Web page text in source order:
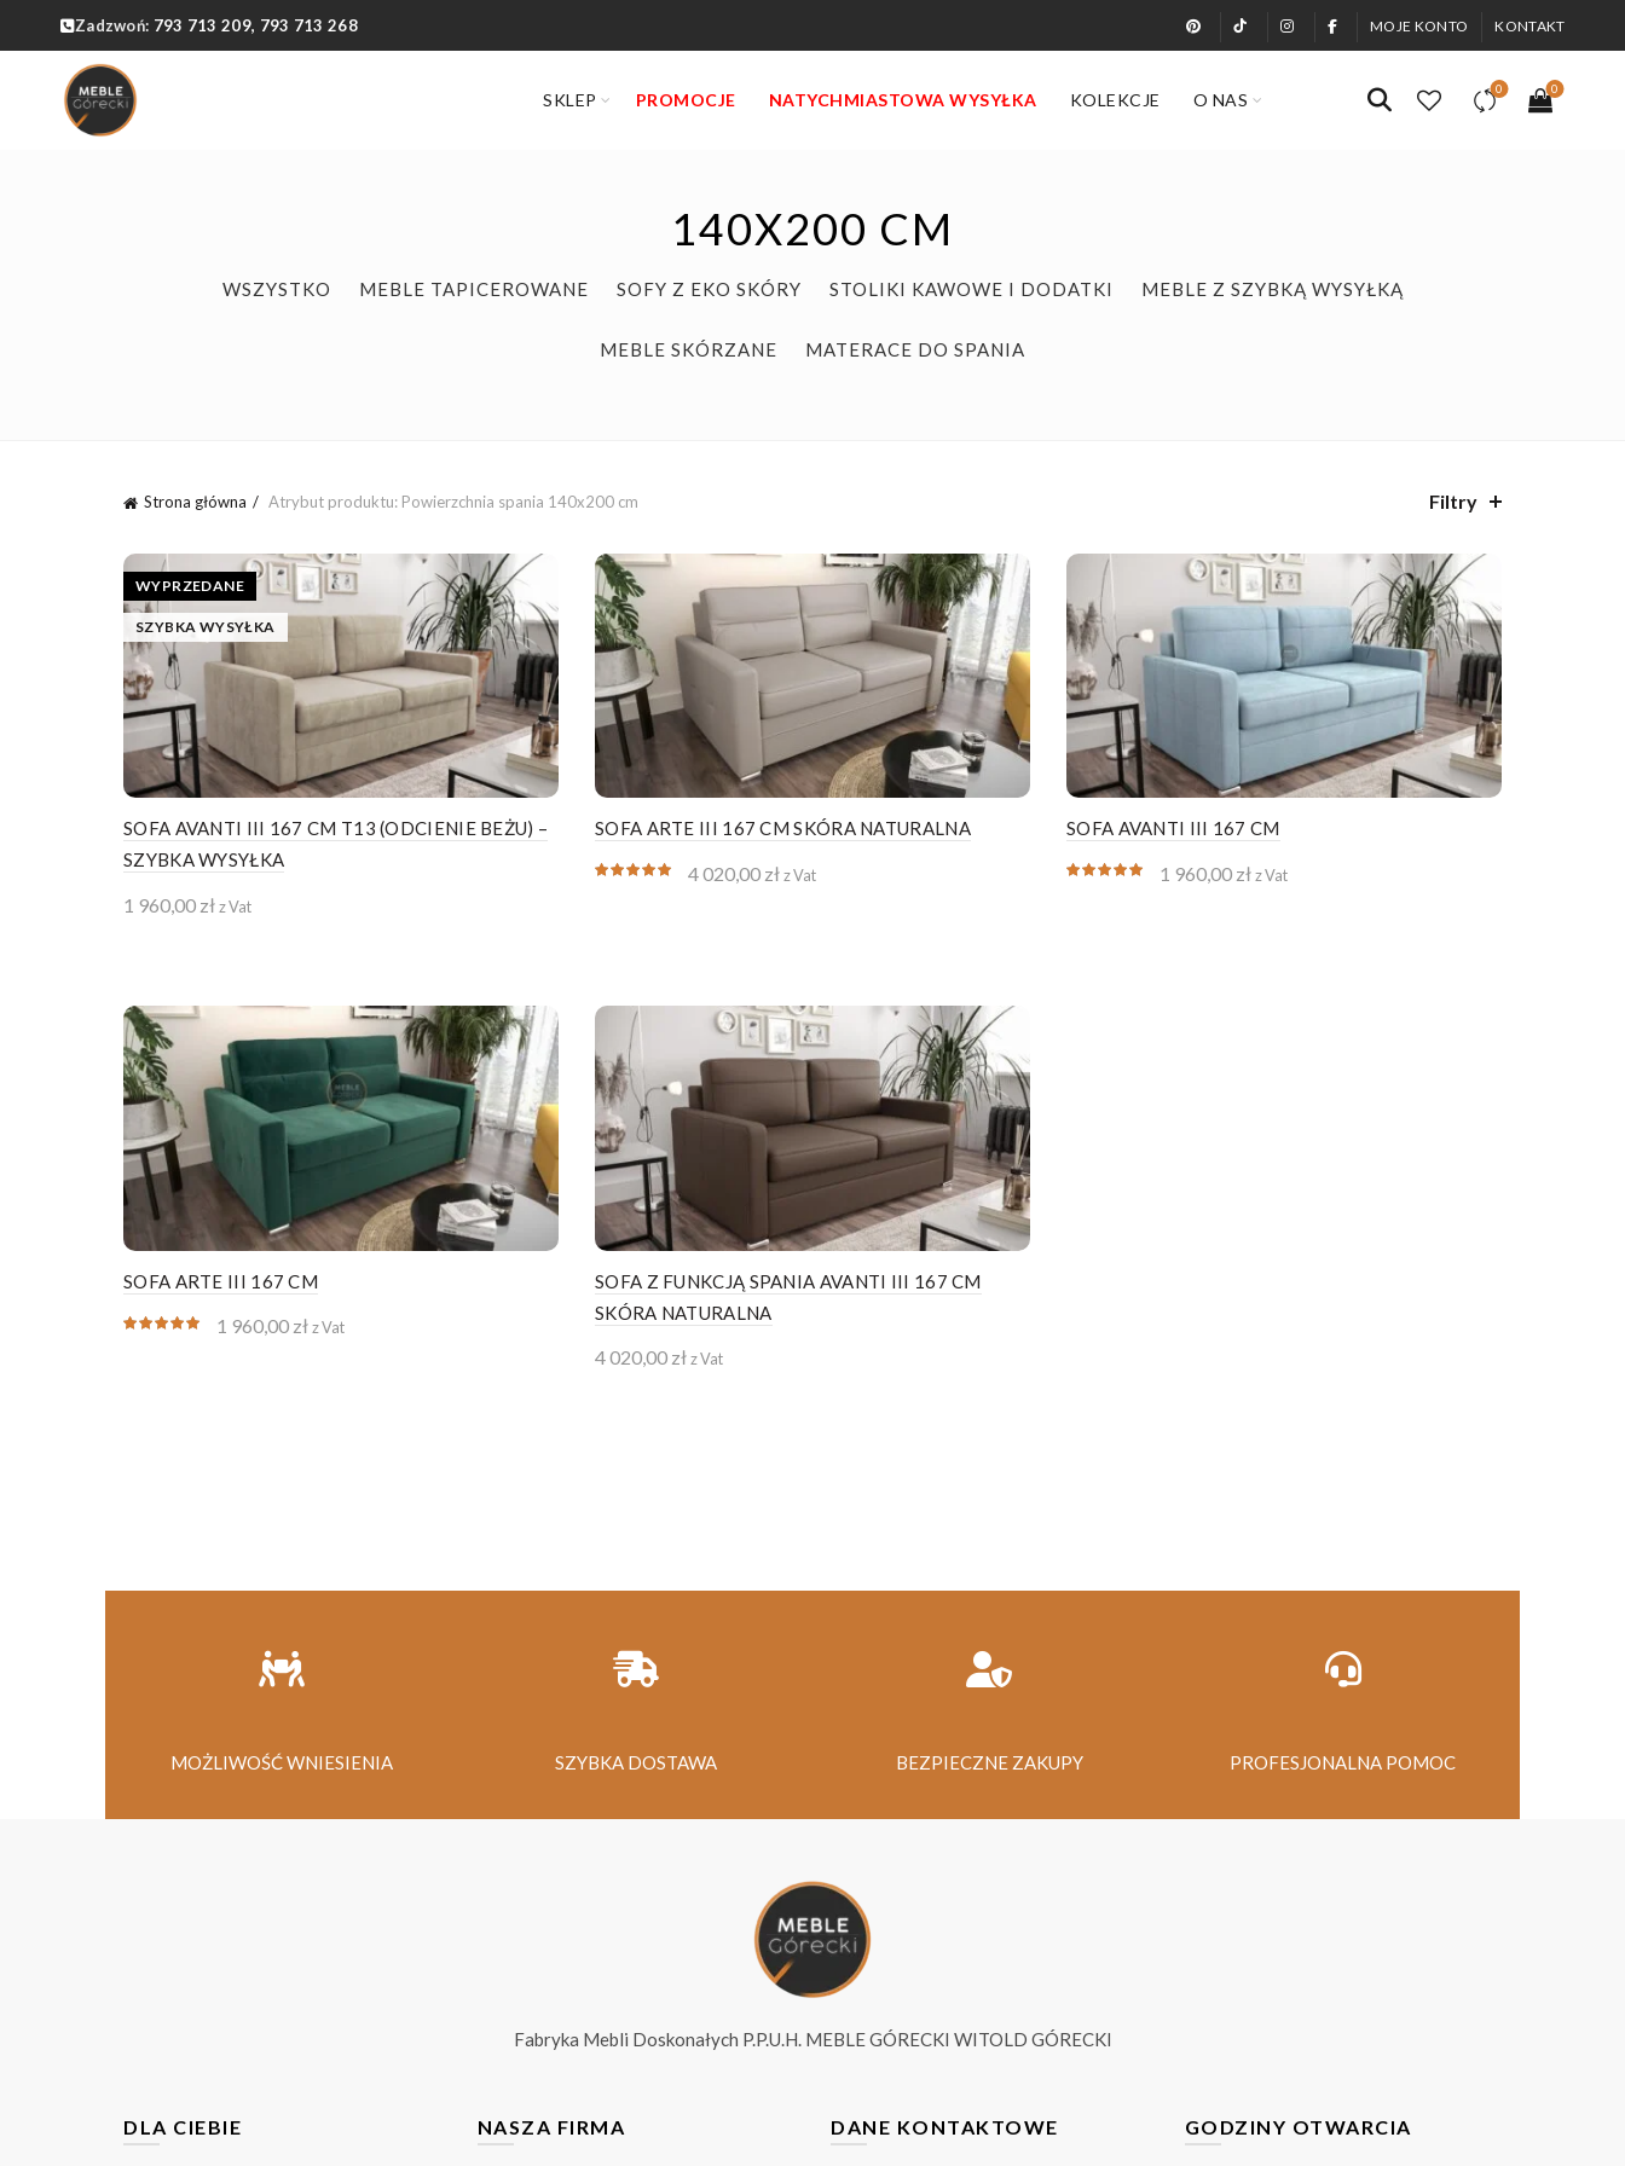
Zadzwoń: 793 713 209, 793 713 268 MOJE KONTO KONTAKT
SKLEP PROMOCJE NATYCHMIASTOWA WYSYŁKA KOLEKCJE O NAS
0 0
140X200 CM
WSZYSTKO MEBLE TAPICEROWANE SOFY Z EKO SKÓRY STOLIKI KAWOWE I DODATKI MEBLE Z SZYBKĄ WYSYŁKĄ
MEBLE SKÓRZANE MATERACE DO SPANIA
Strona główna Atrybut produktu: Powierzchnia spania 140x200 cm Filtry
WYPRZEDANE
SZYBKA WYSYŁKA
SOFA AVANTI III 167 CM T13 (ODCIENIE BEŻU) –
SZYBKA WYSYŁKA
1 960,00 złz Vat
SOFA ARTE III 167 CM SKÓRA NATURALNA
4 020,00 złz Vat
SOFA AVANTI III 167 CM
1 960,00 złz Vat
SOFA ARTE III 167 CM
1 960,00 złz Vat
SOFA Z FUNKCJĄ SPANIA AVANTI III 167 CM
SKÓRA NATURALNA
4 020,00 złz Vat
MOŻLIWOŚĆ WNIESIENIA SZYBKA DOSTAWA BEZPIECZNE ZAKUPY PROFESJONALNA POMOC
Fabryka Mebli Doskonałych P.P.U.H. MEBLE GÓRECKI WITOLD GÓRECKI
DLA CIEBIE NASZA FIRMA DANE KONTAKTOWE GODZINY OTWARCIA